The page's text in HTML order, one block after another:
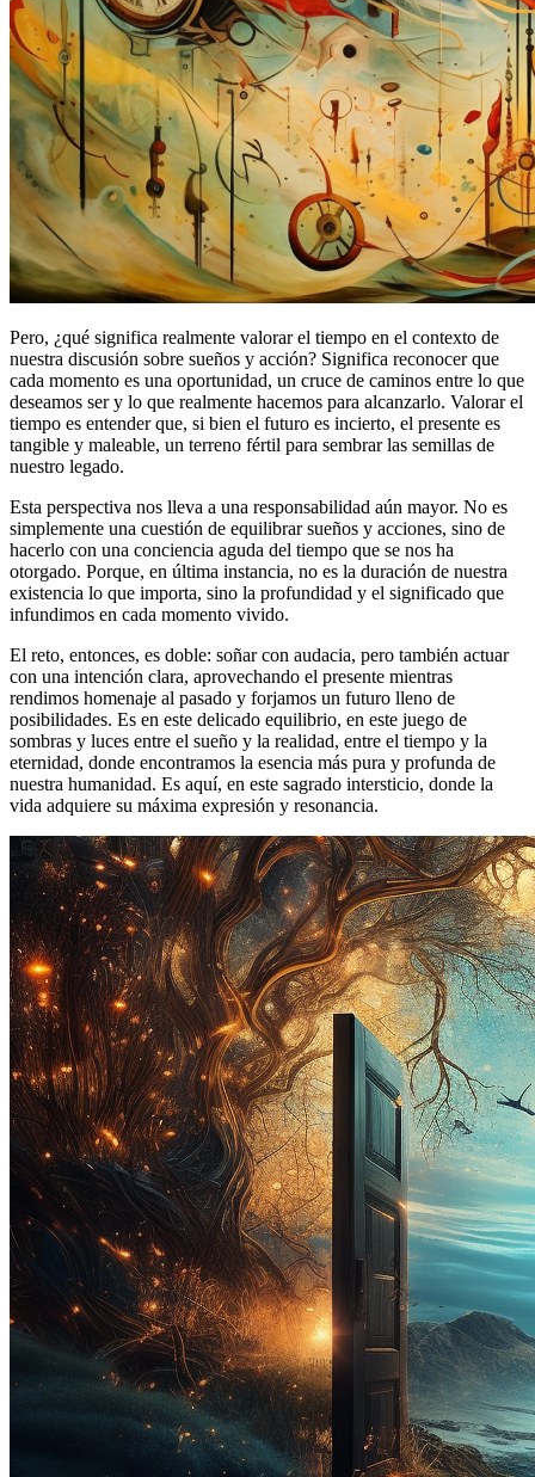
Pero, ¿qué significa realmente valorar el tiempo en el contexto de
nuestra discusión sobre sueños y acción? Significa reconocer que
cada momento es una oportunidad, un cruce de caminos entre lo que
deseamos ser y lo que realmente hacemos para alcanzarlo. Valorar el
tiempo es entender que, si bien el futuro es incierto, el presente es
tangible y maleable, un terreno fértil para sembrar las semillas de
nuestro legado.
Esta perspectiva nos lleva a una responsabilidad aún mayor. No es
simplemente una cuestión de equilibrar sueños y acciones, sino de
hacerlo con una conciencia aguda del tiempo que se nos ha
otorgado. Porque, en última instancia, no es la duración de nuestra
existencia lo que importa, sino la profundidad y el significado que
infundimos en cada momento vivido.
El reto, entonces, es doble: soñar con audacia, pero también actuar
con una intención clara, aprovechando el presente mientras
rendimos homenaje al pasado y forjamos un futuro lleno de
posibilidades. Es en este delicado equilibrio, en este juego de
sombras y luces entre el sueño y la realidad, entre el tiempo y la
eternidad, donde encontramos la esencia más pura y profunda de
nuestra humanidad. Es aquí, en este sagrado intersticio, donde la
vida adquiere su máxima expresión y resonancia.